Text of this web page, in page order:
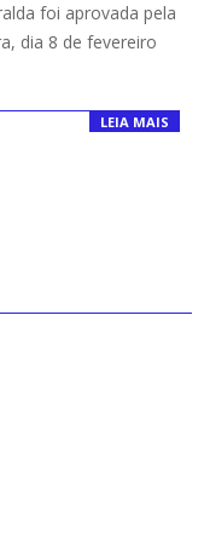
foi aprovada pela
dia 8 de fevereiro
LEIA MAIS